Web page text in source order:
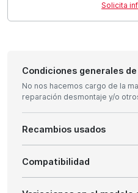
Solicita
Condiciones generales
No nos hacemos cargo de la
reparación desmontaje y/o
Recambios usados
Compatibilidad